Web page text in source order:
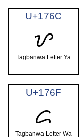
U+176C
ᝬ
Tagbanwa Letter Ya
U+176F
ᝯ
Tagbanwa Letter Wa